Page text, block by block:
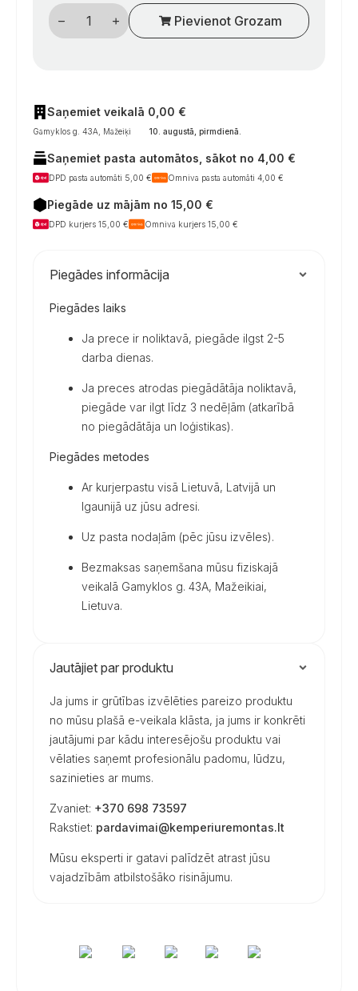
Užrakto
cilindro
HSC
Pievienot Grozam
Saņemiet veikalā 0,00 €
Gamyklos g. 43A, Mažeiķi 10. augustā, pirmdienā
Saņemiet pasta automātos, sākot no 4,00 €
DPD pasta automāti 5,00 € Omniva pasta automāti 4,00 €
Piegāde uz mājām no 15,00 €
DPD kurjers 15,00 € Omniva kurjers 15,00 €
Piegādes informācija
Piegādes laiks
Ja prece ir noliktavā, piegāde ilgst 2-5
darba dienas.
Ja preces atrodas piegādātāja noliktavā,
piegāde var ilgt līdz 3 nedēļām (atkarībā
no piegādātāja un loģistikas).
Piegādes metodes
Ar kurjerpastu visā Lietuvā, Latvijā un
Igaunijā uz jūsu adresi.
Uz pasta nodaļām (pēc jūsu izvēles).
Bezmaksas saņemšana mūsu fiziskajā
veikalā Gamyklos g. 43A, Mažeikiai,
Lietuva.
Jautājiet par produktu
Ja jums ir grūtības izvēlēties pareizo produktu
no mūsu plašā e-veikala klāsta, ja jums ir konkrēti
jautājumi par kādu interesējošu produktu vai
vēlaties saņemt profesionālu padomu, lūdzu,
sazinieties ar mums.
Zvaniet: +370 698 73597
Rakstiet: pardavimai@kemperiuremontas.lt
Mūsu eksperti ir gatavi palīdzēt atrast jūsu
vajadzībām atbilstošāko risinājumu.